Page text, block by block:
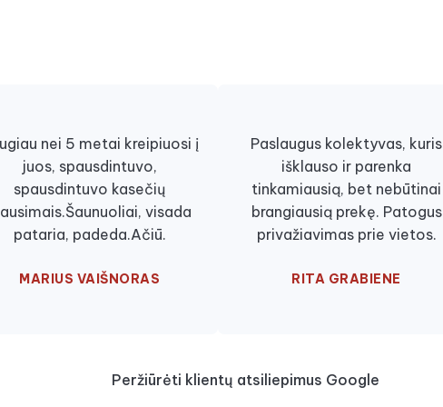
nei 5 metai kreipiuosi į
juos, spausdintuvo,
spausdintuvo kasečių
visada
pataria, padeda.Ačiū.
MARIUS VAIŠNORAS
Paslaugus kolektyvas, kuris
išklauso ir parenka
tinkamiausią, bet nebūtinai
brangiausią prekę. Patogus
privažiavimas prie vietos.
RITA GRABIENE
Peržiūrėti klientų atsiliepimus Google